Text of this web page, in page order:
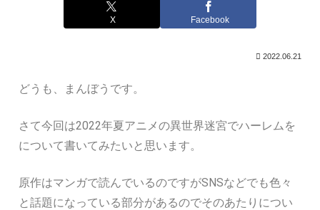
X Facebook
2022.06.21
どうも、まんぼうです。
さて今回は2022年夏アニメの異世界迷宮でハーレムを
について書いてみたいと思います。
原作はマンガで読んでいるのですがSNSなどでも色々
と話題になっている部分があるのでそのあたりについ